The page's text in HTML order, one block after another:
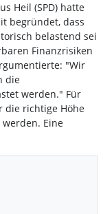
Heil (SPD) hatte
begründet, dass
belastend sei
Finanzrisiken
"Wir
die
werden." Für
die richtige Höhe
Eine